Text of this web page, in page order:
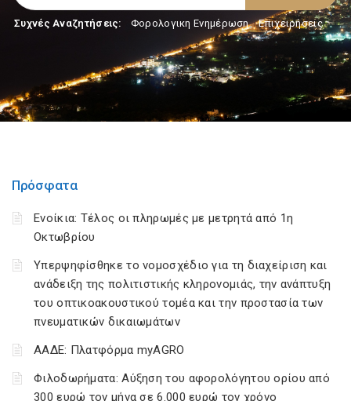
Συχνές Αναζητήσεις: Φορολογικη Ενημέρωση, Επιχειρήσεις
Πρόσφατα
Ενοίκια: Τέλος οι πληρωμές με μετρητά από 1η
Οκτωβρίου
Υπερψηφίσθηκε το νομοσχέδιο για τη διαχείριση και
ανάδειξη της πολιτιστικής κληρονομιάς, την ανάπτυξη
του οπτικοακουστικού τομέα και την προστασία των
πνευματικών δικαιωμάτων
ΑΑΔΕ: Πλατφόρμα myAGRO
Φιλοδωρήματα: Αύξηση του αφορολόγητου ορίου από
300 ευρώ τον μήνα σε 6.000 ευρώ τον χρόνο